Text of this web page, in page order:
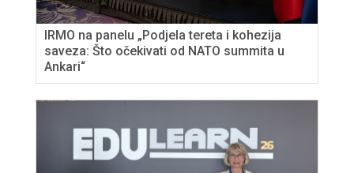
IRMO na panelu „Podjela tereta i kohezija
saveza: Što očekivati ​​od NATO summita u
Ankari“